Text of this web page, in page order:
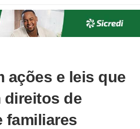
ações e leis que
direitos de
familiares